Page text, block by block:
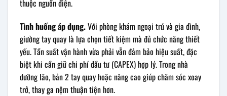
thuộc nguồn điện.
Tình huống áp dụng.Với phòng khám ngoại trú và gia đình,
giường tay quay là lựa chọn tiết kiệm mà đủ chức năng thiết
yếu. Tần suất vận hành vừa phải vẫn đảm bảo hiệu suất, đặc
biệt khi cần giữ chi phí đầu tư (CAPEX) hợp lý. Trong nhà
dưỡng lão, bản 2 tay quay hoặc nâng cao giúp chăm sóc xoay
trở, thay ga nệm thuận tiện hơn.